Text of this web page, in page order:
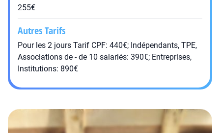
255€
Autres Tarifs
Pour les 2 jours Tarif CPF: 440€; Indépendants, TPE,
Associations de - de 10 salariés: 390€; Entreprises,
Institutions: 890€